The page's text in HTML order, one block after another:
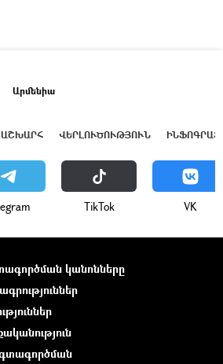
Արմենիա
ԱՇԽԱՐՀ ՎԵՐԼՈՒԾՈՒԹՅՈՒՆ
ТikТоk VK
կանոնները